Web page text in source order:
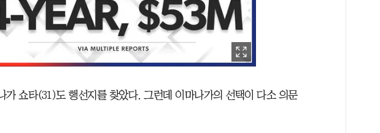
가 쇼타(31)도 행선지를 찾았다. 그런데 이마나가의 선택이 다소 의문